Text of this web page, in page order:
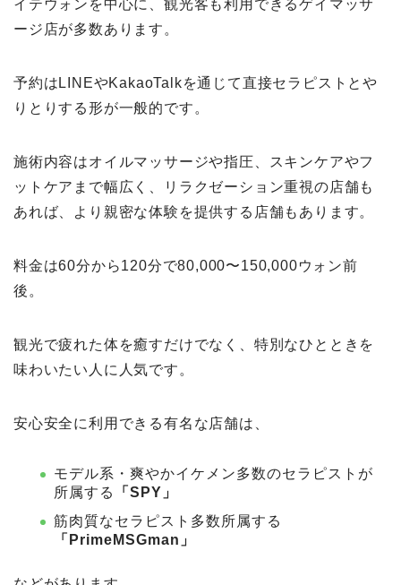
イテウォンを中心に、観光客も利用できるゲイマッサ
ージ店が多数あります。
予約はLINEやKakaoTalkを通じて直接セラピストとや
りとりする形が一般的です。
施術内容はオイルマッサージや指圧、スキンケアやフ
ットケアまで幅広く、リラクゼーション重視の店舗も
あれば、より親密な体験を提供する店舗もあります。
料金は60分から120分で80,000〜150,000ウォン前
後。
観光で疲れた体を癒すだけでなく、特別なひとときを
味わいたい人に人気です。
安心安全に利用できる有名な店舗は、
モデル系・爽やかイケメン多数のセラピストが
所属する
「SPY」
筋肉質なセラピスト多数所属する
「PrimeMSGman」